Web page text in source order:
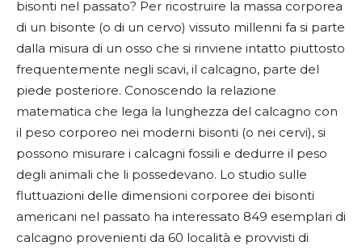
bisonti nel passato? Per ricostruire la massa corporea
di un bisonte (o di un cervo) vissuto millenni fa si parte
dalla misura di un osso che si rinviene intatto piuttosto
frequentemente negli scavi, il calcagno, parte del
piede posteriore. Conoscendo la relazione
matematica che lega la lunghezza del calcagno con
il peso corporeo nei moderni bisonti (o nei cervi), si
possono misurare i calcagni fossili e dedurre il peso
degli animali che li possedevano. Lo studio sulle
fluttuazioni delle dimensioni corporee dei bisonti
americani nel passato ha interessato 849 esemplari di
calcagno provenienti da 60 località e provvisti di